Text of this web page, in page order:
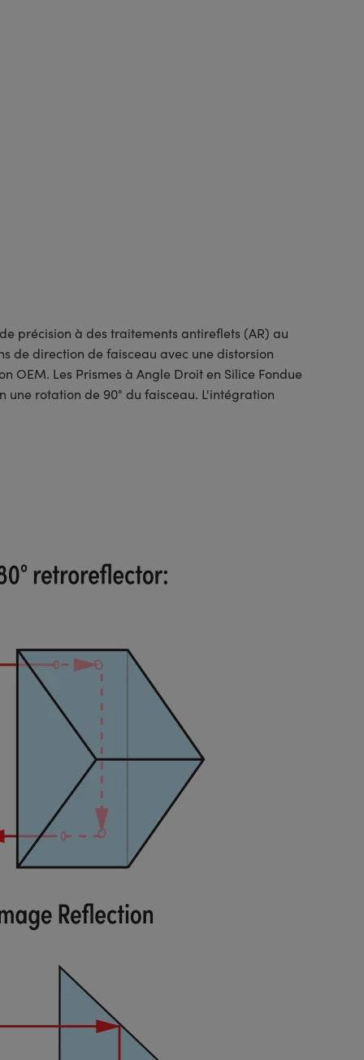
précision à des traitements antireflets (AR) au
de direction de faisceau avec une distorsion
Les Prismes à Angle Droit en Silice Fondue
rotation de 90° du faisceau. L'intégration